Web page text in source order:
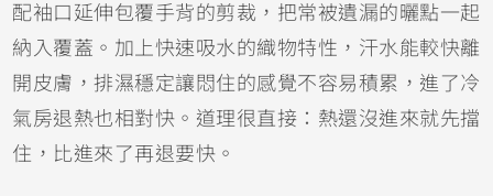
配袖口延伸包覆手背的剪裁，把常被遺漏的曬點一起
納入覆蓋。加上快速吸水的織物特性，汗水能較快離
開皮膚，排濕穩定讓悶住的感覺不容易積累，進了冷
氣房退熱也相對快。道理很直接：熱還沒進來就先擋
住，比進來了再退要快。